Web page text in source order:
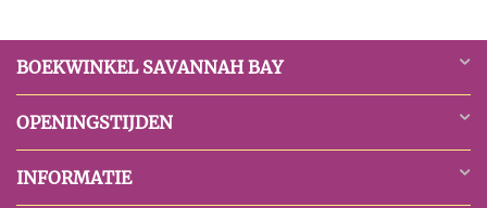
BOEKWINKEL SAVANNAH BAY
OPENINGSTIJDEN
INFORMATIE